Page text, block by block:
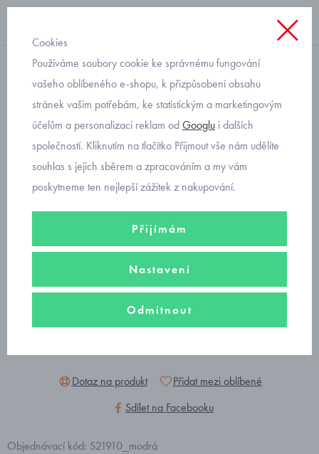
legínové kalhoty
pletené kamaše velikost 92
a 98 Mayoral 10275-16
Dotaz na produkt
Přidat mezi oblíbené
Sdílet na Facebooku
Objednávací kód: S21910_modrá
Cookies
Používáme soubory cookie ke správnému fungování
vašeho oblíbeného e-shopu, k přizpůsobení obsahu
stránek vašim potřebám, ke statistickým a marketingovým
účelům a personalizaci reklam odGooglu i dalších
společností. Kliknutím na tlačítko Přijmout vše nám udělíte
souhlas s jejich sběrem a zpracováním a my vám
poskytneme ten nejlepší zážitek z nakupování.
Přijímám
Nastavení
Odmítnout